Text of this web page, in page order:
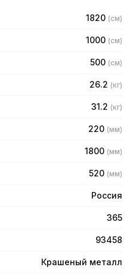
полки из нержавеющей
0,8 мм
регулируемое с шагом 50
1820 (см)
1000 (см)
500 (см)
26.2 (кг)
31.2 (кг)
220 (мм)
1800 (мм)
520 (мм)
Россия
365
93458
Крашеный металл